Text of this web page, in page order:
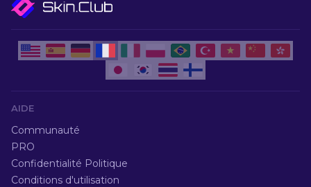
AIDE
Communauté
PRO
Confidentialité Politique
Conditions d'utilisation